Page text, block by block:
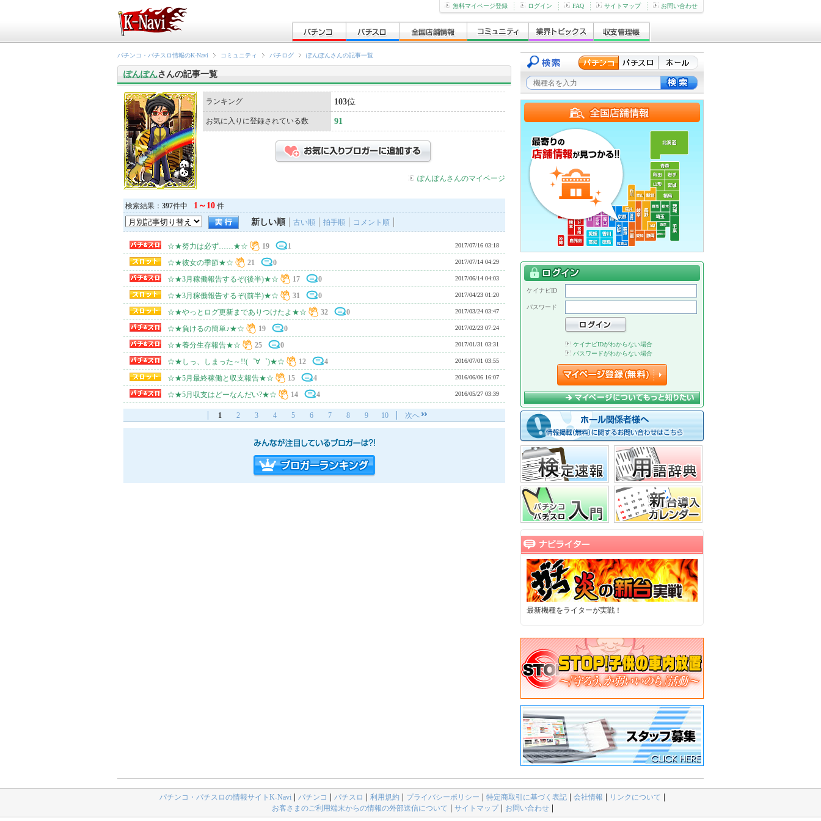
無料マイページ登録 ログイン FAQ サイトマップ お問い合わせ
パチンコ・パチスロ情報のK-Navi コミュニティ パチログ ぽんぽんさんの記事一覧
ぽんぽんさんの記事一覧
ランキング 103位
お気に入りに登録されている数 91
ぽんぽんさんのマイページ
検索結果： 397件中 1～10 件
新しい順 古い順 拍手順 コメント順
☆★努力は必ず……★☆ 19 1 2017/07/16 03:18
☆★彼女の季節★☆ 21 0 2017/07/14 04:29
☆★3月稼働報告するぞ(後半)★☆ 17 0 2017/06/14 04:03
☆★3月稼働報告するぞ(前半)★☆ 31 0 2017/04/23 01:20
☆★やっとログ更新までありつけたよ★☆ 32 0 2017/03/24 03:47
☆★負けるの簡単♪★☆ 19 0 2017/02/23 07:24
☆★養分生存報告★☆ 25 0 2017/01/31 03:31
☆★しっ、しまった～!!(゜∀゜)★☆ 12 4 2016/07/01 03:55
☆★5月最終稼働と収支報告★☆ 15 4 2016/06/06 16:07
☆★5月収支はどーなんだい?★☆ 14 4 2016/05/27 03:39
1 2 3 4 5 6 7 8 9 10 次へ
ケイナビID
パスワード
ケイナビIDがわからない場合
パスワードがわからない場合
最新機種をライターが実戦！
パチンコ・パチスロの情報サイトK-Navi パチンコ パチスロ 利用規約 プライバシーポリシー 特定商取引に基づく表記 会社情報
リンクについて
お客さまのご利用端末からの情報の外部送信について
サイトマップ お問い合わせ